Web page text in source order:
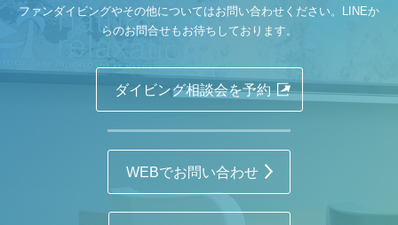
ファンダイビングやその他についてはお問い合わせください。LINEか
らのお問合せもお待ちしております。
ダイビング相談会を予約
WEBでお問い合わせ